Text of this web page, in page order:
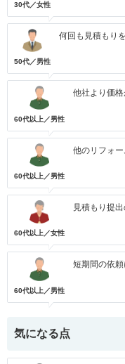
30代／女性
50代／男性
何回も見積もり
60代以上／男性
他社より価格
60代以上／男性
他のリフォー
60代以上／女性
見積もり提
60代以上／男性
短期間の依頼
気になる点